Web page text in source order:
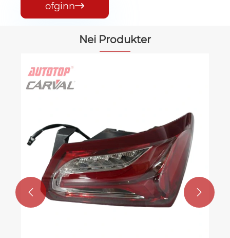
ofginn
Nei Produkter
Scheinwerfer fir HYUNDAI SONATA 2011
 